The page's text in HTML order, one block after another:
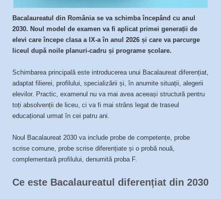
Bacalaureatul din România se va schimba începând cu anul
2030. Noul model de examen va fi aplicat primei generații de
elevi care începe clasa a IX-a în anul 2026 și care va parcurge
liceul după noile planuri-cadru și programe școlare.
Schimbarea principală este introducerea unui Bacalaureat diferențiat,
adaptat filierei, profilului, specializării și, în anumite situații, alegerii
elevilor. Practic, examenul nu va mai avea aceeași structură pentru
toți absolvenții de liceu, ci va fi mai strâns legat de traseul
educațional urmat în cei patru ani.
Noul Bacalaureat 2030 va include probe de competențe, probe
scrise comune, probe scrise diferențiate și o probă nouă,
complementară profilului, denumită proba F.
Ce este Bacalaureatul diferențiat din 2030